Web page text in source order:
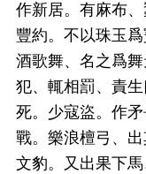
作新居。有麻布
豐約。不以珠玉
酒歌舞、名之爲
犯、輒相罰、責
死。少寇盜。作
戰。樂浪檀弓、
文豹。又出果下馬